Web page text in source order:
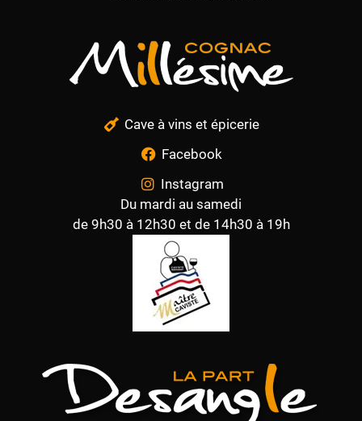
Cave à vins et épicerie
Facebook
Instagram
Du mardi au samedi
de 9h30 à 12h30 et de 14h30 à 19h